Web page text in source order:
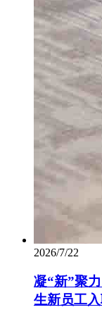
2026/7/22
凝“新”聚
生新员工